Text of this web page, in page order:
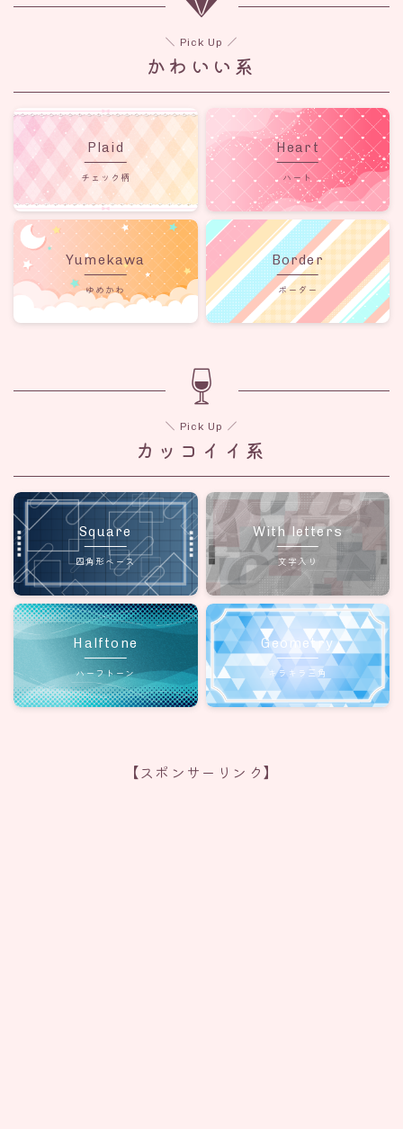
＼ Pick Up ／
かわいい系
チェック柄
Plaid
ハート
Heart
ゆめかわ
Yumekawa
ボーダー
Border
＼ Pick Up ／
カッコイイ系
四角形ベース
Square
文字入り
With letters
ハーフトーン
Halftone
キラキラ三角
Geometry
【スポンサーリンク】